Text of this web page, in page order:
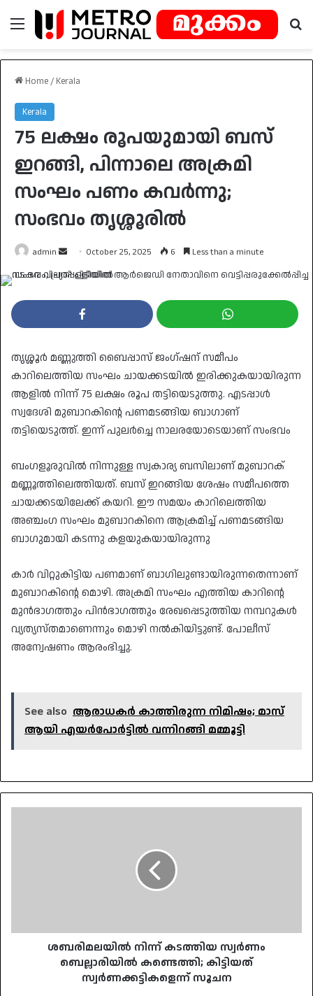
Menu
Home / Kerala
Kerala
75 ലക്ഷം രൂപയുമായി ബസ്
ഇറങ്ങി, പിന്നാലെ അക്രമി
സംഘം പണം കവർന്നു;
സംഭവം തൃശ്ശൂരിൽ
admin
Send
an
October 25, 2025 6 Less than a minute
തൃശ്ശൂർ മണ്ണുത്തി ബൈപ്പാസ് ജംഗ്ഷന് സമീപം
കാറിലെത്തിയ സംഘം ചായക്കടയിൽ ഇരിക്കുകയായിരുന്ന
ആളിൽ നിന്ന് 75 ലക്ഷം രൂപ തട്ടിയെടുത്തു. എടപ്പാൾ
സ്വദേശി മുബാറകിന്റെ പണമടങ്ങിയ ബാഗാണ്
തട്ടിയെടുത്ത്. ഇന്ന് പുലർച്ചെ നാലരയോടെയാണ് സംഭവം
ബംഗളൂരുവിൽ നിന്നുള്ള സ്വകാര്യ ബസിലാണ് മുബാറക്
മണ്ണൂത്തിലെത്തിയത്. ബസ് ഇറങ്ങിയ ശേഷം സമീപത്തെ
ചായക്കടയിലേക്ക് കയറി. ഈ സമയം കാറിലെത്തിയ
അഞ്ചംഗ സംഘം മുബാറകിനെ ആക്രമിച്ച് പണമടങ്ങിയ
ബാഗുമായി കടന്നു കളയുകയായിരുന്നു
കാർ വിറ്റുകിട്ടിയ പണമാണ് ബാഗിലുണ്ടായിരുന്നതെന്നാണ്
മുബാറകിന്റെ മൊഴി. അക്രമി സംഘം എത്തിയ കാറിന്റെ
മുൻഭാഗത്തും പിൻഭാഗത്തും രേഖപ്പെടുത്തിയ നമ്പറുകൾ
വ്യത്യസ്തമാണെന്നും മൊഴി നൽകിയിട്ടുണ്ട്. പോലീസ്
അന്വേഷണം ആരംഭിച്ചു.
See also ആരാധകർ കാത്തിരുന്ന നിമിഷം; മാസ്
ആയി എയർപോർട്ടിൽ വന്നിറങ്ങി മമ്മൂട്ടി
സൂചന
ശബരിമലയിൽ നിന്ന് കടത്തിയ സ്വർണം
ബെല്ലാരിയിൽ കണ്ടെത്തി; കിട്ടിയത്
സ്വർണക്കട്ടികളെന്ന് സൂചന